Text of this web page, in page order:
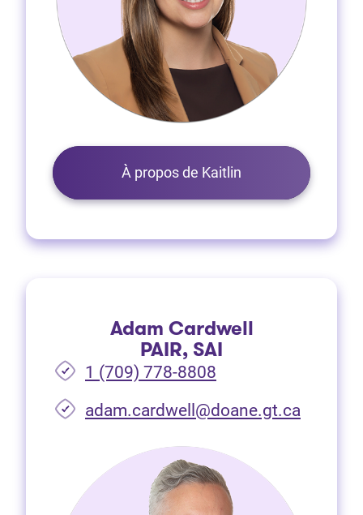
À propos de Kaitlin
Adam Cardwell
PAIR, SAI
1 (709) 778-8808
adam.cardwell@doane.gt.ca